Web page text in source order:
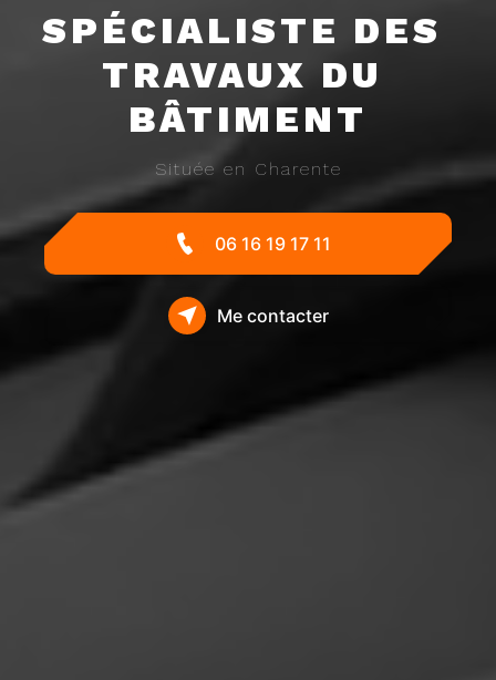
SPÉCIALISTE DES
TRAVAUX DU
BÂTIMENT
Située en Charente
06 16 19 17 11
Me contacter